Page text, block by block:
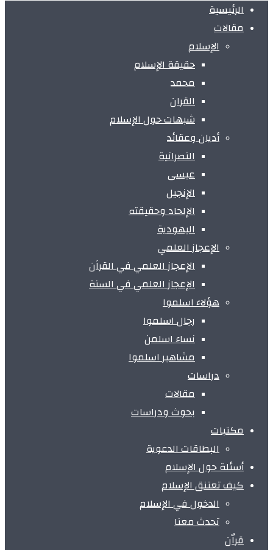
الرئيسية
مقالات
الإسلام
حقيقة الإسلام
محمد
القران
شبهات حول الإسلام
أديان وعقائد
النصرانية
عيسى
الإنجيل
الإلحاد وحقيقته
اليهودية
الإعجاز العلمي
الإعجاز العلمي في القراَن
الإعجاز العلمي في السنة
هؤلاء اسلموا
رجال اسلموا
نساء اسلمن
مشاهير اسلموا
دراسات
مقالات
بحوث ودراسات
مكتبات
البطاقات الدعوية
أسئلة حول الإسلام
كيف تعتنق الإسلام
الدخول في الإسلام
تحدث معنا
قراٌن